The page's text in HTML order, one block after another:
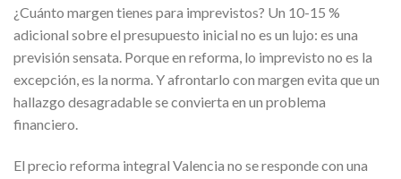
¿Cuánto margen tienes para imprevistos? Un 10-15 %
adicional sobre el presupuesto inicial no es un lujo: es una
previsión sensata. Porque en reforma, lo imprevisto no es la
excepción, es la norma. Y afrontarlo con margen evita que un
hallazgo desagradable se convierta en un problema
financiero.
El precio reforma integral Valencia no se responde con una